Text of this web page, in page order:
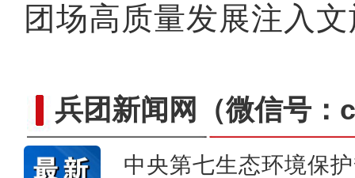
团场高质量发展注入
兵团新闻网 （微信号
中央第七生态环境保